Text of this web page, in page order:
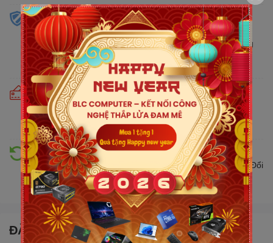
Sản phẩm chính hãng
Cam kết bán hàng chính hãng phân phối tại Việt Nam,
chúng tôi tự hào là đại lý chính thức của tất cả các thương
hiệu kinh doanh sản phẩm CNTT trên thị trường
Cam kết giá tốt
Giá tốt hơn từ 10% - 30% so với thị trường. Liên tục cập
nhật giá mới nhất, cạnh tranh
Hỗ trợ đổi trả
Đổi trả hàng lên đến 30 ngày nếu có lỗi do nhà sản xuất. Đổi
trả hàng không cần lý do với mức phí ưu đãi
ĐẶC ĐIỂM NỔI BẬT